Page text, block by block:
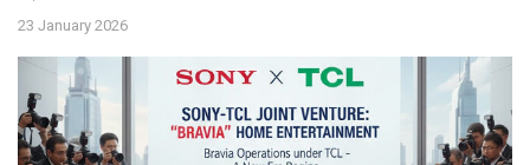
23 January 2026